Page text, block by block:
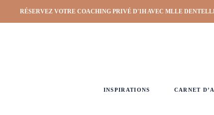
RÉSERVEZ VOTRE COACHING PRIVÉ D'1H AVEC MLLE
INSPIRATIONS CARNET